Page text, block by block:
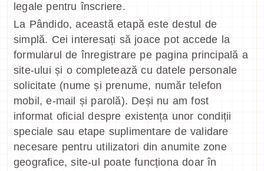
legale pentru înscriere.
La Pândido, această etapă este destul de
simplă. Cei interesați să joace pot accede la
formularul de înregistrare pe pagina principală a
site-ului și o completează cu datele personale
solicitate (nume și prenume, număr telefon
mobil, e-mail și parolă). Deși nu am fost
informat oficial despre existența unor condiții
speciale sau etape suplimentare de validare
necesare pentru utilizatori din anumite zone
geografice, site-ul poate funcționa doar în